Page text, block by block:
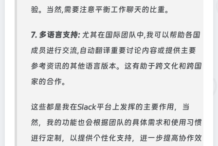
验。当然,需要注意平衡工作聊天的比重。
7. 多语言支持: 尤其在国际团队中,我可以帮助各国
成员进行交流,自动翻译重要讨论内容或提供主要
参考资讯的其他语言版本。这有助于跨文化和跨国
家的合作。
这些都是我在Slack平台上发挥的主要作用，当
然，我的功能也会根据团队的具体需求和使用习惯
进行定制，以提供个性化支持，进一步提高协作效